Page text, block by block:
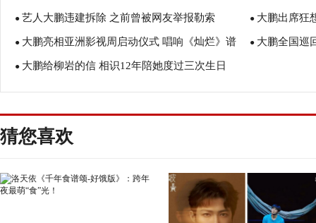
讨论 却把自己送进
● 艺人大鹏违建拆除 之前曾被网友举报勒索 ● 大鹏出席狂
● 大鹏亮相亚洲影视周启动仪式 唱响《灿烂》谱
写光影星河
● 大鹏全国巡
● 大鹏给柳岩的信 相识12年陪她度过三次生日
猜您喜欢